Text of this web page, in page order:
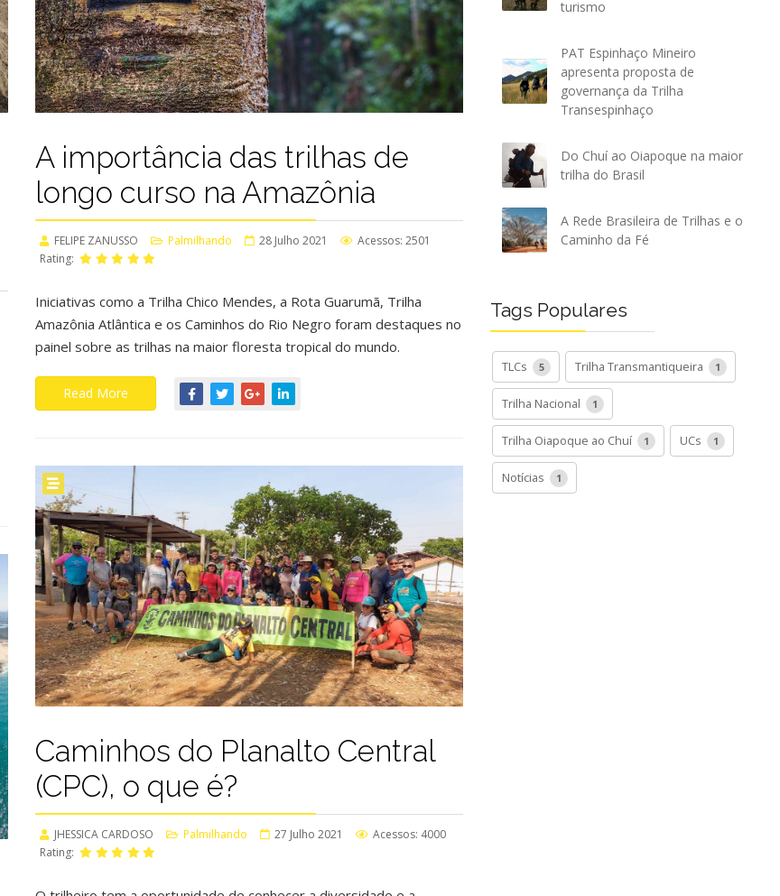
A importância das trilhas de
longo curso na Amazônia
FELIPE ZANUSSO Palmilhando 28 Julho 2021
Acessos: 2501
Rating:
Iniciativas como a Trilha Chico Mendes, a Rota Guarumã, Trilha
Amazônia Atlântica e os Caminhos do Rio Negro foram destaques no
painel sobre as trilhas na maior floresta tropical do mundo.
Read More
Caminhos do Planalto Central
(CPC), o que é?
JHESSICA CARDOSO Palmilhando 27 Julho 2021
Acessos: 4000
Rating:
turismo
PAT Espinhaço Mineiro
apresenta proposta de
governança da Trilha
Transespinhaço
Do Chuí ao Oiapoque na maior
trilha do Brasil
A Rede Brasileira de Trilhas e o
Caminho da Fé
Tags Populares
TLCs 5 Trilha Transmantiqueira 1
Trilha Nacional 1
Trilha Oiapoque ao Chuí 1 UCs 1
Notícias 1